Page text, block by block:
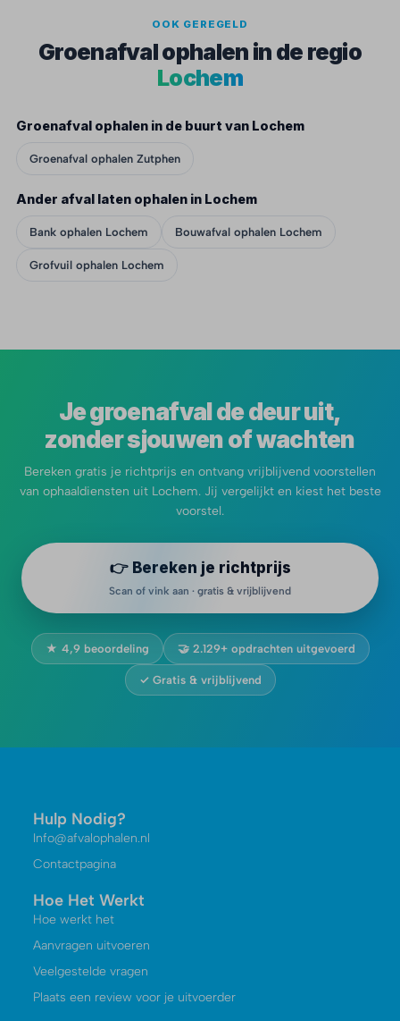
OOK GEREGELD
Groenafval ophalen in de regio
Lochem
Groenafval ophalen in de buurt van Lochem
Groenafval ophalen Zutphen
Ander afval laten ophalen in Lochem
Bank ophalen Lochem Bouwafval ophalen Lochem
Grofvuil ophalen Lochem
Je groenafval de deur uit,
zonder sjouwen of wachten
Bereken gratis je richtprijs en ontvang vrijblijvend voorstellen
van ophaaldiensten uit Lochem. Jij vergelijkt en kiest het beste
voorstel.
👉 Bereken je richtprijs
Scan of vink aan · gratis & vrijblijvend
★ 4,9 beoordeling 🤝 2.129+ opdrachten uitgevoerd
✓ Gratis & vrijblijvend
Hulp Nodig?
Info@afvalophalen.nl
Contactpagina
Hoe Het Werkt
Hoe werkt het
Aanvragen uitvoeren
Veelgestelde vragen
Plaats een review voor je uitvoerder